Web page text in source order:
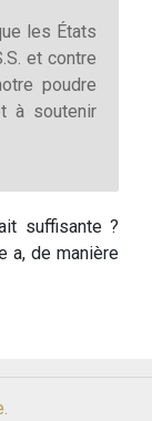
les États
et contre
poudre
à soutenir
suffisante ?
a, de manière